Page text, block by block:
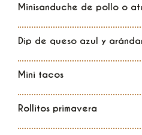
Minisanduche de pollo o
Dip de queso azul y
Mini tacos
Rollitos primavera